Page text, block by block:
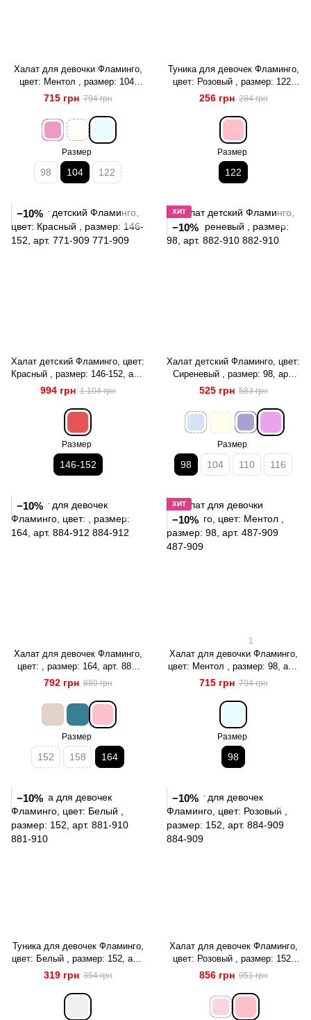
Халат для девочки Фламинго,
цвет: Ментол , размер: 104,
арт. 487-909
715 грн 794 грн
Размер
98 104 122
Туника для девочек Фламинго,
цвет: Розовый , размер: 122,
арт. 881-909
256 грн 284 грн
Размер
122
−10%
Халат детский Фламинго, цвет:
Красный , размер: 146-152, арт.
771-909
994 грн 1 104 грн
Размер
146-152
ХИТ
−10%
Халат детский Фламинго, цвет:
Сиреневый , размер: 98, арт.
882-910
525 грн 583 грн
Размер
98 104 110 116
−10%
Халат для девочек Фламинго,
цвет: , размер: 164, арт. 884-
912
792 грн 880 грн
Размер
152 158 164
ХИТ
−10%
1
Халат для девочки Фламинго,
цвет: Ментол , размер: 98, арт.
487-909
715 грн 794 грн
Размер
98
−10%
Туника для девочек Фламинго,
цвет: Белый , размер: 152, арт.
881-910
319 грн 354 грн
−10%
Халат для девочек Фламинго,
цвет: Розовый , размер: 152,
арт. 884-909
856 грн 951 грн